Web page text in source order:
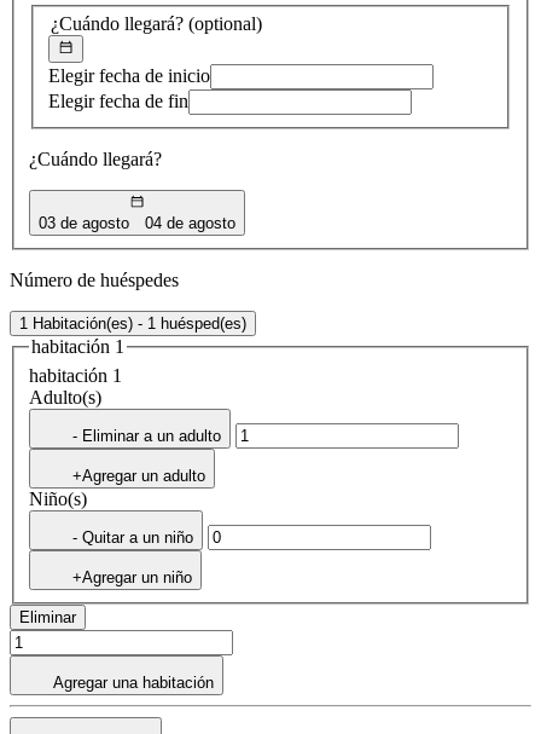
¿Cuándo llegará? (optional)
Elegir fecha de inicio
Elegir fecha de fin
¿Cuándo llegará?
03 de agosto 04 de agosto
Número de huéspedes
1 Habitación(es) - 1 huésped(es)
habitación 1
habitación 1
Adulto(s)
- Eliminar a un adulto
+Agregar un adulto
Niño(s)
- Quitar a un niño
+Agregar un niño
Eliminar
Agregar una habitación